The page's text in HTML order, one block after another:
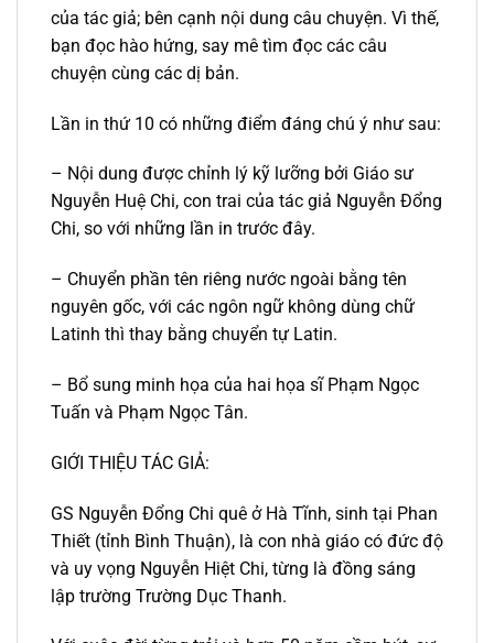
của tác giả; bên cạnh nội dung câu chuyện. Vì thế,
bạn đọc hào hứng, say mê tìm đọc các câu
chuyện cùng các dị bản.
Lần in thứ 10 có những điểm đáng chú ý như sau:
– Nội dung được chỉnh lý kỹ lưỡng bởi Giáo sư
Nguyễn Huệ Chi, con trai của tác giả Nguyễn Đổng
Chi, so với những lần in trước đây.
– Chuyển phần tên riêng nước ngoài bằng tên
nguyên gốc, với các ngôn ngữ không dùng chữ
Latinh thì thay bằng chuyển tự Latin.
– Bổ sung minh họa của hai họa sĩ Phạm Ngọc
Tuấn và Phạm Ngọc Tân.
GIỚI THIỆU TÁC GIẢ:
GS Nguyễn Đổng Chi quê ở Hà Tĩnh, sinh tại Phan
Thiết (tỉnh Bình Thuận), là con nhà giáo có đức độ
và uy vọng Nguyễn Hiệt Chi, từng là đồng sáng
lập trường Trường Dục Thanh.